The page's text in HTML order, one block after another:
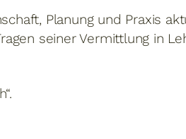
Planung und Praxis
seiner Vermittlung in